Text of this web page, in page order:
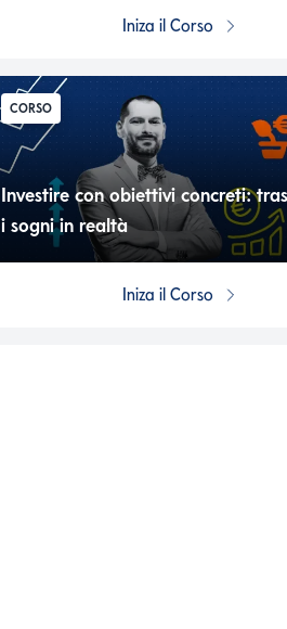
Iniza ilCorso
CORSO
Investire con obiettivi concreti:
i sogni in realtà
Iniza ilCorso